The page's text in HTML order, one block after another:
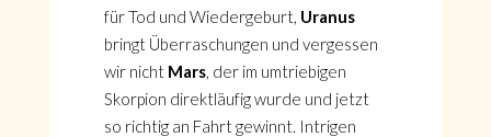
für Tod und Wiedergeburt, Uranus
bringt Überraschungen und vergessen
wir nicht Mars, der im umtriebigen
Skorpion direktläufig wurde und jetzt
so richtig an Fahrt gewinnt. Intrigen